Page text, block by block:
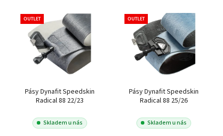
OUTLET
Pásy Dynafit Speedskin
Radical 88 22/23
Skladem u nás
OUTLET
Pásy Dynafit Speedskin
Radical 88 25/26
Skladem u nás